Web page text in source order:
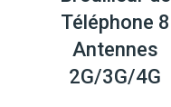
Téléphone 8
Antennes
2G/3G/4G